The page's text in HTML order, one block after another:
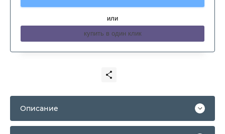
или
купить в один клик
Описание